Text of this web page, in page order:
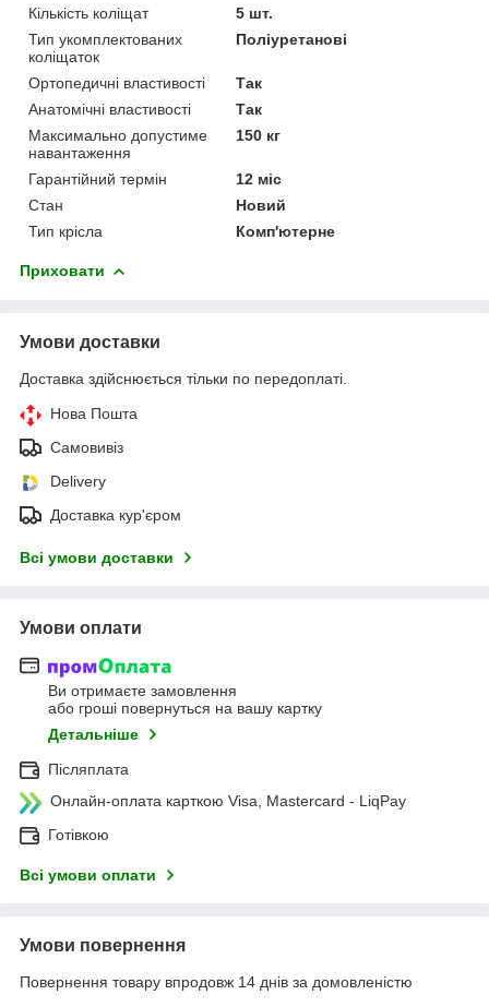
Кількість коліщат
5 шт.
Тип укомплектованих
коліщаток
Поліуретанові
Ортопедичні властивості
Так
Анатомічні властивості
Так
Максимально допустиме
навантаження
150 кг
Гарантійний термін
12 міс
Стан
Новий
Тип крісла
Комп'ютерне
Приховати
Умови доставки
Доставка здійснюється тільки по передоплаті.
Нова Пошта
Самовивіз
Delivery
Доставка кур'єром
Всі умови доставки
Умови оплати
Ви отримаєте замовлення
або гроші повернуться на вашу картку
Детальніше
Післяплата
Онлайн-оплата карткою Visa, Mastercard - LiqPay
Готівкою
Всі умови оплати
Умови повернення
Повернення товару впродовж 14 днів за домовленістю